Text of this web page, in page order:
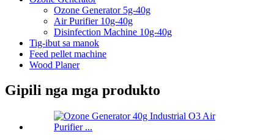
Ozone Generator 5g-40g
Air Purifier 10g-40g
Disinfection Machine 10g-40g
Tig-ibut sa manok
Feed pellet machine
Wood Planer
Gipili nga mga produkto